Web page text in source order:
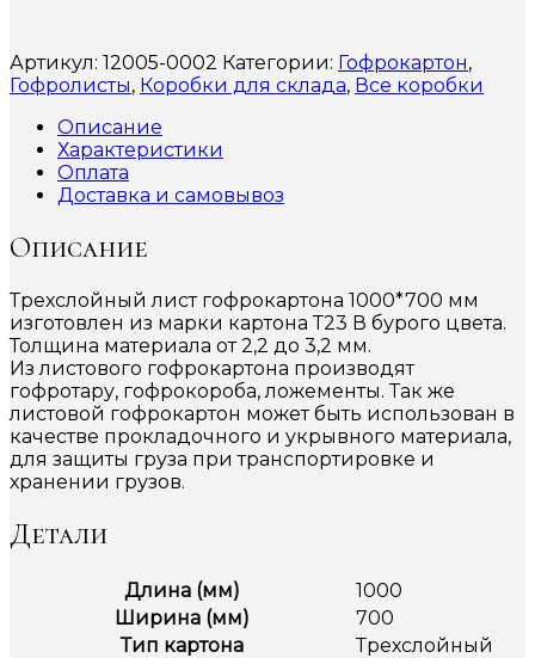
Артикул: 12005-0002 Категории: Гофрокартон,
Гофролисты, Коробки для склада, Все коробки
Описание
Характеристики
Оплата
Доставка и самовывоз
Описание
Трехслойный лист гофрокартона 1000*700 мм
изготовлен из марки картона Т23 В бурого цвета.
Толщина материала от 2,2 до 3,2 мм.
Из листового гофрокартона производят
гофротару, гофрокороба, ложементы. Так же
листовой гофрокартон может быть использован в
качестве прокладочного и укрывного материала,
для защиты груза при транспортировке и
хранении грузов.
Детали
Длина (мм)
1000
Ширина (мм)
700
Тип картона
Трехслойный